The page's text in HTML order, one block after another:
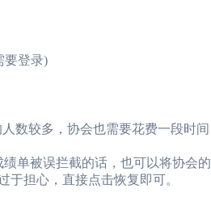
要登录)
较多，协会也需要花费一段时
被误拦截的话，也可以将协会的
担心，直接点击恢复即可。